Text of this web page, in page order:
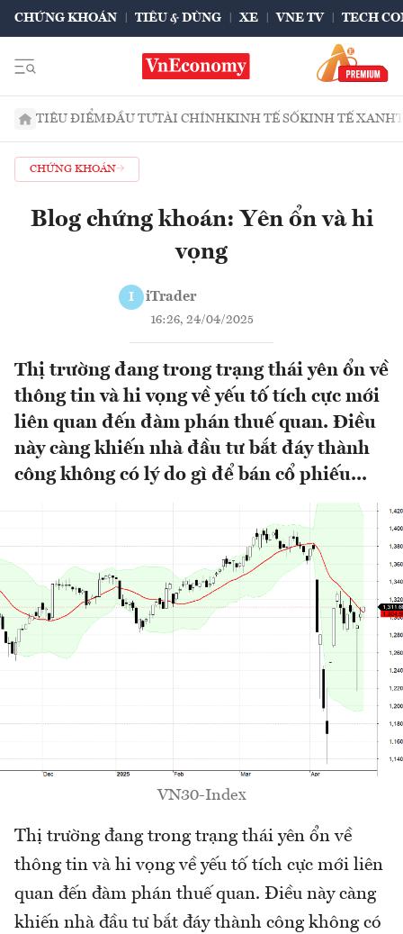
CHỨNG KHOÁN TIÊU & DÙNG XE VNE TV TECH
TIÊU ĐIỂMĐẦU TƯTÀI CHÍNHKINH TẾ SỐKINH TẾ XANH
CHỨNG KHOÁN
Blog chứng khoán: Yên ổn và hi
vọng
I iTrader
16:26, 24/04/2025
Thị trường đang trong trạng thái yên ổn về
thông tin và hi vọng về yếu tố tích cực mới
liên quan đến đàm phán thuế quan. Điều
này càng khiến nhà đầu tư bắt đáy thành
công không có lý do gì để bán cổ phiếu...
VN30-Index
Thị trường đang trong trạng thái yên ổn về
thông tin và hi vọng về yếu tố tích cực mới liên
quan đến đàm phán thuế quan. Điều này càng
khiến nhà đầu tư bắt đáy thành công không có